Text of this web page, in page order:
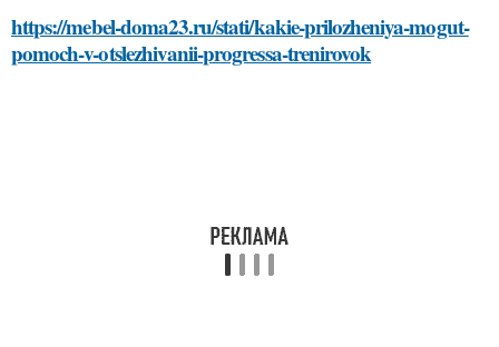
https://mebel-doma23.ru/stati/kakie-prilozheniya-mogut-
pomoch-v-otslezhivanii-progressa-trenirovok